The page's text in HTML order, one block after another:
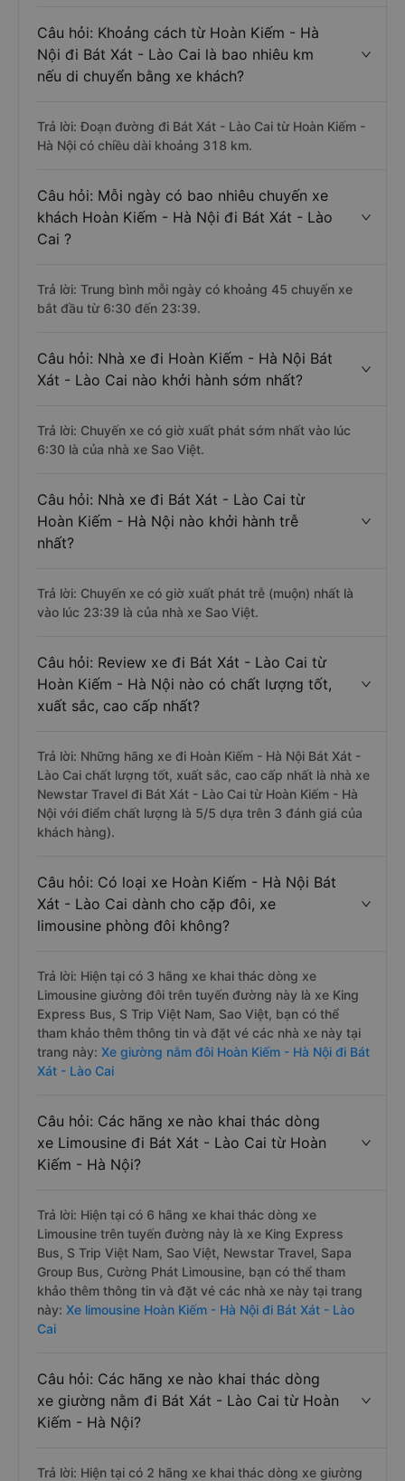
Câu hỏi: Khoảng cách từ Hoàn Kiếm - Hà
Nội đi Bát Xát - Lào Cai là bao nhiêu km
nếu di chuyển bằng xe khách?
Trả lời: Đoạn đường đi Bát Xát - Lào Cai từ Hoàn Kiếm -
Hà Nội có chiều dài khoảng 318 km.
Câu hỏi: Mỗi ngày có bao nhiêu chuyến xe
khách Hoàn Kiếm - Hà Nội đi Bát Xát - Lào
Cai ?
Trả lời: Trung bình mỗi ngày có khoảng 45 chuyến xe
bắt đầu từ 6:30 đến 23:39.
Câu hỏi: Nhà xe đi Hoàn Kiếm - Hà Nội Bát
Xát - Lào Cai nào khởi hành sớm nhất?
Trả lời: Chuyến xe có giờ xuất phát sớm nhất vào lúc
6:30 là của nhà xe Sao Việt.
Câu hỏi: Nhà xe đi Bát Xát - Lào Cai từ
Hoàn Kiếm - Hà Nội nào khởi hành trễ
nhất?
Trả lời: Chuyến xe có giờ xuất phát trễ (muộn) nhất là
vào lúc 23:39 là của nhà xe Sao Việt.
Câu hỏi: Review xe đi Bát Xát - Lào Cai từ
Hoàn Kiếm - Hà Nội nào có chất lượng tốt,
xuất sắc, cao cấp nhất?
Trả lời: Những hãng xe đi Hoàn Kiếm - Hà Nội Bát Xát -
Lào Cai chất lượng tốt, xuất sắc, cao cấp nhất là nhà xe
Newstar Travel đi Bát Xát - Lào Cai từ Hoàn Kiếm - Hà
Nội với điểm chất lượng là 5/5 dựa trên 3 đánh giá của
khách hàng).
Câu hỏi: Có loại xe Hoàn Kiếm - Hà Nội Bát
Xát - Lào Cai dành cho cặp đôi, xe
limousine phòng đôi không?
Trả lời: Hiện tại có 3 hãng xe khai thác dòng xe
Limousine giường đôi trên tuyến đường này là xe King
Express Bus, S Trip Việt Nam, Sao Việt, bạn có thể
tham khảo thêm thông tin và đặt vé các nhà xe này tại
trang này: Xe giường nằm đôi Hoàn Kiếm - Hà Nội đi Bát
Xát - Lào Cai
Câu hỏi: Các hãng xe nào khai thác dòng
xe Limousine đi Bát Xát - Lào Cai từ Hoàn
Kiếm - Hà Nội?
Trả lời: Hiện tại có 6 hãng xe khai thác dòng xe
Limousine trên tuyến đường này là xe King Express
Bus, S Trip Việt Nam, Sao Việt, Newstar Travel, Sapa
Group Bus, Cường Phát Limousine, bạn có thể tham
khảo thêm thông tin và đặt vé các nhà xe này tại trang
này: Xe limousine Hoàn Kiếm - Hà Nội đi Bát Xát - Lào
Cai
Câu hỏi: Các hãng xe nào khai thác dòng
xe giường nằm đi Bát Xát - Lào Cai từ Hoàn
Kiếm - Hà Nội?
Trả lời: Hiện tại có 2 hãng xe khai thác dòng xe giường